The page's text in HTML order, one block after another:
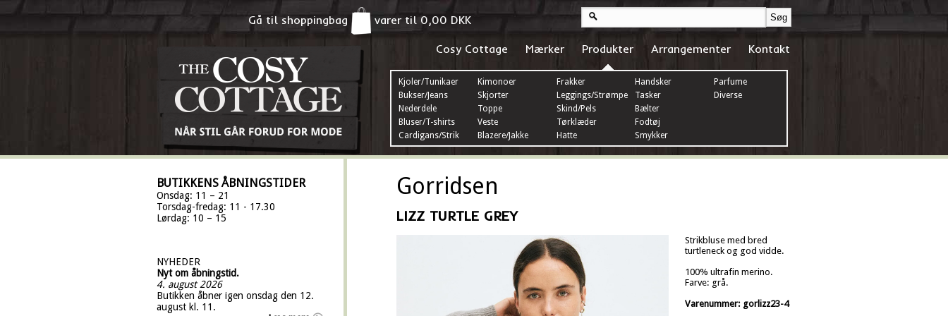
Gå til shoppingbag varer til0,00 DKK
Cosy Cottage Mærker Produkter
Kjoler/Tunikaer
Bukser/Jeans
Nederdele
Bluser/T-shirts
Cardigans/Strik
Kimonoer
Skjorter
Toppe
Veste
Blazere/Jakke
Frakker
Leggings/Strømper
Skind/Pels
Tørklæder
Hatte
Handsker
Tasker
Bælter
Fodtøj
Smykker
Parfume
Diverse
Arrangementer Kontakt
BUTIKKENS ÅBNINGSTIDER
Onsdag: 11 – 21
Torsdag-fredag: 11 - 17.30
Lørdag: 10 – 15
NYHEDER
Nyt om åbningstid.
4. august 2026
Butikken åbner igen onsdag den 12.
august kl. 11.
Gorridsen
LIZZ TURTLE GREY
Strikbluse med bred
turtleneck og god vidde.
100% ultrafin merino.
Farve: grå.
Varenummer: gorlizz23-4